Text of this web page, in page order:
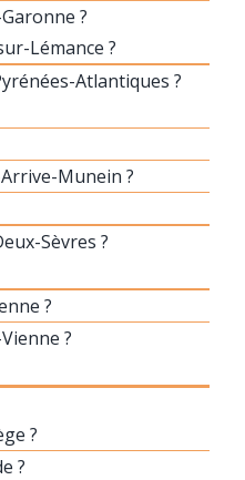
?
Lémance ?
Atlantiques ?
Munein ?
Sèvres ?
?
?
?
?